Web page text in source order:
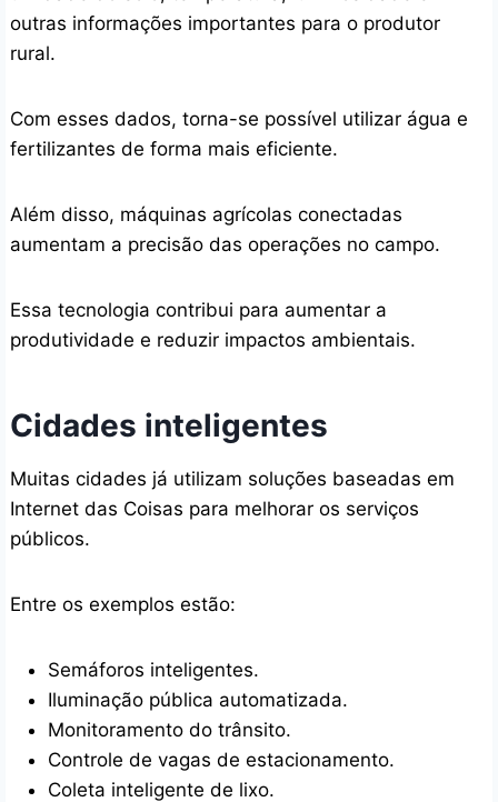
outras informações importantes para o produtor
rural.
Com esses dados, torna-se possível utilizar água e
fertilizantes de forma mais eficiente.
Além disso, máquinas agrícolas conectadas
aumentam a precisão das operações no campo.
Essa tecnologia contribui para aumentar a
produtividade e reduzir impactos ambientais.
Cidades inteligentes
Muitas cidades já utilizam soluções baseadas em
Internet das Coisas para melhorar os serviços
públicos.
Entre os exemplos estão:
Semáforos inteligentes.
Iluminação pública automatizada.
Monitoramento do trânsito.
Controle de vagas de estacionamento.
Coleta inteligente de lixo.